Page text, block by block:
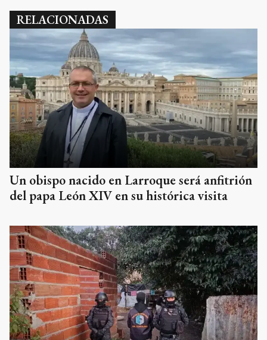
RELACIONADAS
Un obispo nacido en Larroque será anfitrión
del papa León XIV en su histórica visita